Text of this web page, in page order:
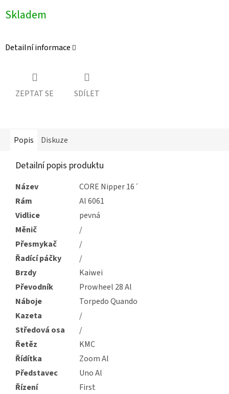
Měrná
cena:
Skladem
Detailní informace
ZEPTAT SE SDÍLET
Popis Diskuze
Detailní popis produktu
Název
CORE Nipper 16´
Rám
Al 6061
Vidlice
pevná
Měnič
/
Přesmykač
/
Řadící páčky
/
Brzdy
Kaiwei
Převodník
Prowheel 28 Al
Náboje
Torpedo Quando
Kazeta
/
Středová osa
/
Řetěz
KMC
Řídítka
Zoom Al
Představec
Uno Al
Řízení
First